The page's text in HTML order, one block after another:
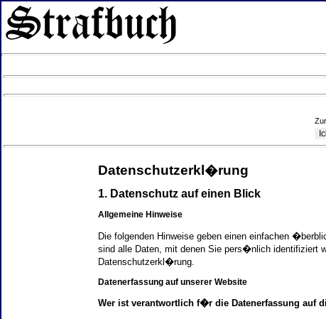
Datenschutzerkl�rung
1. Datenschutz auf einen Blick
Allgemeine Hinweise
Die folgenden Hinweise geben einen einfachen
sind alle Daten, mit denen Sie pers�nlich identifiziert
Datenschutzerkl�rung.
Datenerfassung auf unserer Website
Wer ist verantwortlich f�r die Datenerfassung auf